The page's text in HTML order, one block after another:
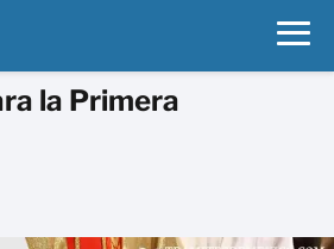
la Primera